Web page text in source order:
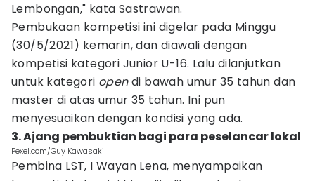
Lembongan," kata Sastrawan.
Pembukaan kompetisi ini digelar pada Minggu
(30/5/2021) kemarin, dan diawali dengan
kompetisi kategori Junior U-16. Lalu dilanjutkan
untuk kategori opendi bawah umur 35 tahun dan
master di atas umur 35 tahun. Ini pun
menyesuaikan dengan kondisi yang ada.
3. Ajang pembuktian bagi para peselancar lokal
Pexel.com/Guy Kawasaki
Pembina LST, I Wayan Lena, menyampaikan